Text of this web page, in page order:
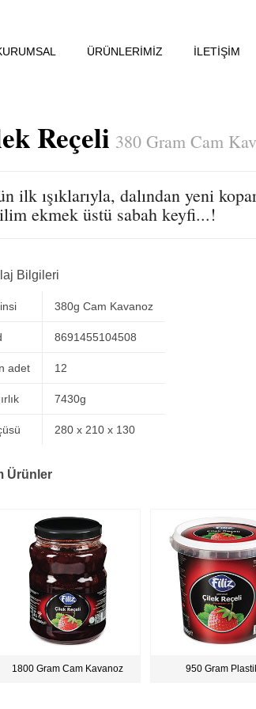
ÜRÜNLERİMİZ İLETİŞİM
Reçeli 380 Gram Cam
ilk ışıklarıyla, dalından yeni
ekmek üstü sabah keyfi...!
Bilgileri
adet
380g Cam Kavanoz
8691455104508
12
7430g
280 x 210 x 130
Ürünler
1800 Gram Cam Kavanoz 950 Gram